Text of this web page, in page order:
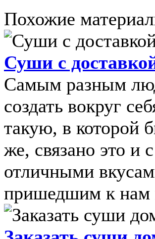
Похожие
Суши с
Самым разным
создать вокруг
такую, в которой
же, связано это и
отличными
пришедшим к нам